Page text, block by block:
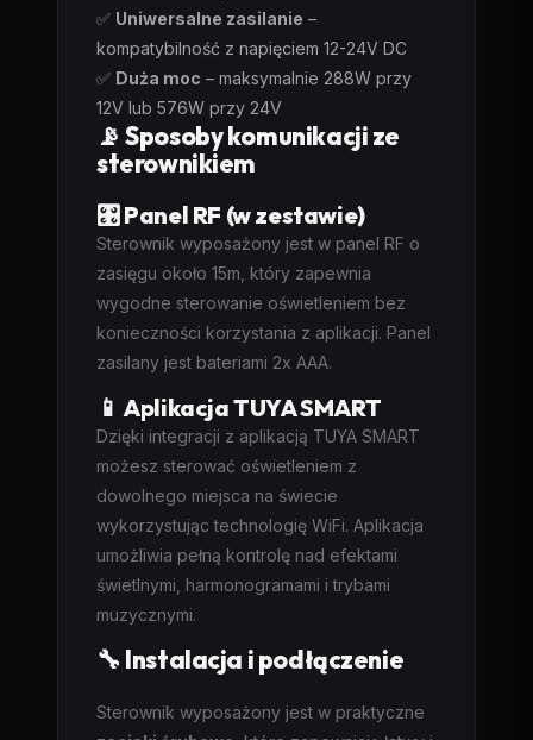
✅ Uniwersalne zasilanie –
kompatybilność z napięciem 12-24V DC
✅ Duża moc – maksymalnie 288W przy
12V lub 576W przy 24V
📡 Sposoby komunikacji ze
sterownikiem
🎛️ Panel RF (w zestawie)
Sterownik wyposażony jest w panel RF o
zasięgu około 15m, który zapewnia
wygodne sterowanie oświetleniem bez
konieczności korzystania z aplikacji. Panel
zasilany jest bateriami 2x AAA.
📱 Aplikacja TUYA SMART
Dzięki integracji z aplikacją TUYA SMART
możesz sterować oświetleniem z
dowolnego miejsca na świecie
wykorzystując technologię WiFi. Aplikacja
umożliwia pełną kontrolę nad efektami
świetlnymi, harmonogramami i trybami
muzycznymi.
🔧 Instalacja i podłączenie
Sterownik wyposażony jest w praktyczne